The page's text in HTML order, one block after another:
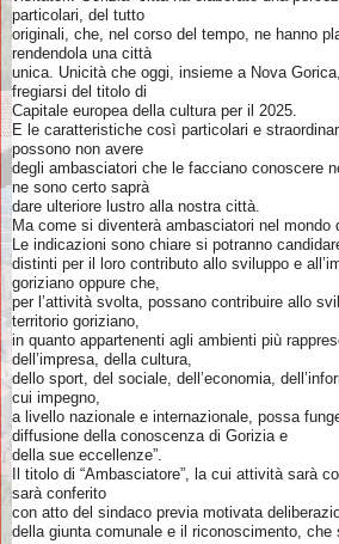
particolari, del tutto
originali, che, nel corso del tempo, ne hanno
rendendola una città
unica. Unicità che oggi, insieme a Nova
fregiarsi del titolo di
Capitale europea della cultura per il 2025.
E le caratteristiche così particolari e
possono non avere
degli ambasciatori che le facciano conoscere
ne sono certo saprà
dare ulteriore lustro alla nostra città.
Ma come si diventerà ambasciatori nel mondo
Le indicazioni sono chiare si potranno
distinti per il loro contributo allo sviluppo e
goriziano oppure che,
per l’attività svolta, possano contribuire allo
territorio goriziano,
in quanto appartenenti agli ambienti più
dell’impresa, della cultura,
dello sport, del sociale, dell’economia,
cui impegno,
a livello nazionale e internazionale, possa
diffusione della conoscenza di Gorizia e
della sue eccellenze”.
Il titolo di “Ambasciatore”, la cui attività sarà
sarà conferito
con atto del sindaco previa motivata
della giunta comunale e il riconoscimento,